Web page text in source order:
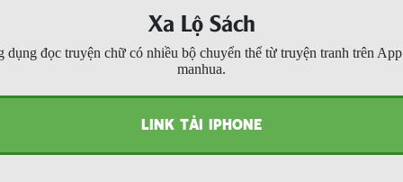
Xa Lộ Sách
dụng đọc truyện chữ có nhiều bộ chuyển thể từ truyện tranh trên
manhua.
LINK TẢI IPHONE